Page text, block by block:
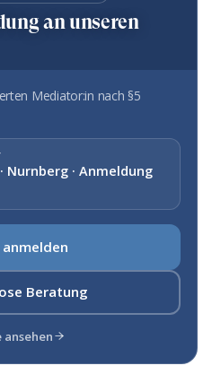
an unseren
Mediator:in nach §5
Nurnberg · Anmeldung
Beratung